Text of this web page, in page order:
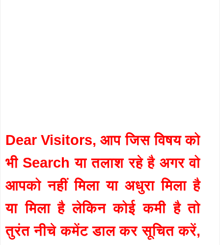
Dear Visitors, आप जिस विषय को
भी Search या तलाश रहे है अगर वो
आपको नहीं मिला या अधुरा मिला है
या मिला है लेकिन कोई कमी है तो
तुरंत नीचे कमेंट डाल कर सूचित करें,